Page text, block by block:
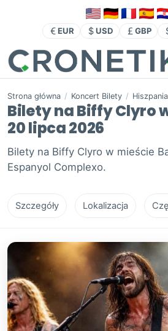
EUR USD GBP
Strona główna / Koncert Bilety / Hiszpania
Bilety na Biffy Clyro
20 lipca 2026
Bilety na Biffy Clyro w mieście
Espanyol Complexo.
Szczegóły Lokalizacja